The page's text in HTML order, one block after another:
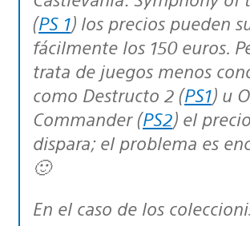
(PS 1) los precios pueden
fácilmente los 150 euros.
trata de juegos menos
como Destructo 2 (PS1) u
Commander (PS2) el
dispara; el problema es
🙂
En el caso de los coleccionistas de